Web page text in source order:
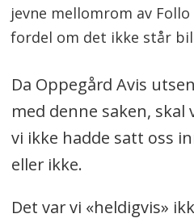
jevne mellomrom av
fordel om det ikke står
Da Oppegård Avis
med denne saken,
vi ikke hadde satt oss
eller ikke.
Det var vi «heldigvis»